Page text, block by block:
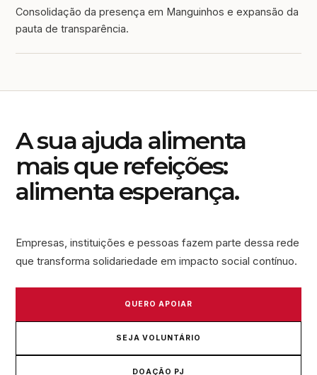
Consolidação da presença em Manguinhos e expansão da
pauta de transparência.
A sua ajuda alimenta
mais que refeições:
alimenta esperança.
Empresas, instituições e pessoas fazem parte dessa rede
que transforma solidariedade em impacto social contínuo.
QUERO APOIAR
SEJA VOLUNTÁRIO
DOAÇÃO PJ